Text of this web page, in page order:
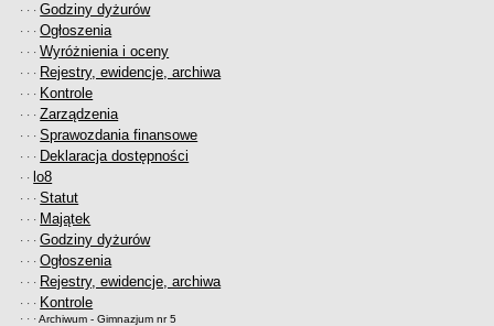
· · ·Godziny dyżurów
· · ·Ogłoszenia
· · ·Wyróżnienia i oceny
· · · Rejestry, ewidencje, archiwa
· · · Kontrole
· · ·Zarządzenia
· · ·Sprawozdania finansowe
· · · Deklaracja dostępności
· · lo8
· · ·Statut
· · · Majątek
· · ·Godziny dyżurów
· · ·Ogłoszenia
· · · Rejestry, ewidencje, archiwa
· · · Kontrole
· · ·Archiwum - Gimnazjum nr 5